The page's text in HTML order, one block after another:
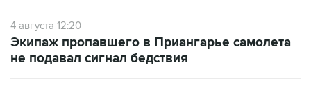
Число пострадавших при атаке БПЛА под
Геленджиком увеличилось до 58 человек